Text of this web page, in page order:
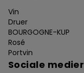
Vin
Druer
BOURGOGNE-KUP
Rosé
Portvin
Sociale medier